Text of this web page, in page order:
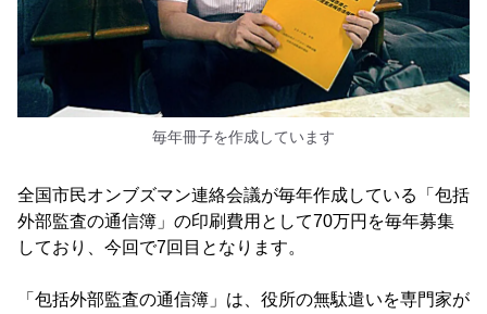
毎年冊子を作成しています
全国市民オンブズマン連絡会議が毎年作成している「包括
外部監査の通信簿」の印刷費用として70万円を毎年募集
しており、今回で7回目となります。
「包括外部監査の通信簿」は、役所の無駄遣いを専門家が